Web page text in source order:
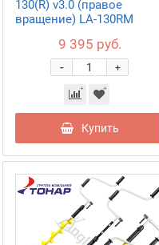
130(R) v3.0 (правое
вращение) LA-130RM
9 395 руб.
+
-
Купить